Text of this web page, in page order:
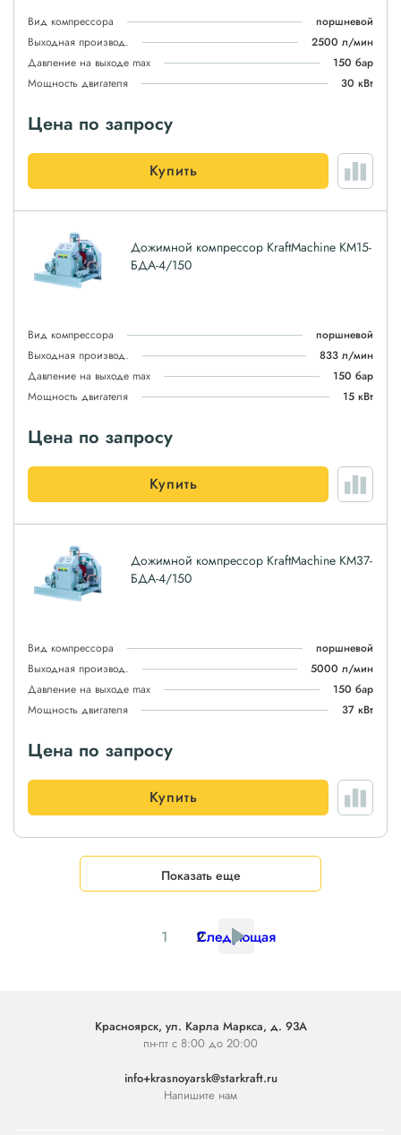
Вид компрессора
поршневой
Выходная производ.
2500 л/мин
Давление на выходе max
150 бар
Мощность двигателя
30 кВт
Цена по запросу
Купить
Дожимной компрессор KraftMachine КМ15-
БДА-4/150
Вид компрессора
поршневой
Выходная производ.
833 л/мин
Давление на выходе max
150 бар
Мощность двигателя
15 кВт
Цена по запросу
Купить
Дожимной компрессор KraftMachine КМ37-
БДА-4/150
Вид компрессора
поршневой
Выходная производ.
5000 л/мин
Давление на выходе max
150 бар
Мощность двигателя
37 кВт
Цена по запросу
Купить
Показать еще
1 2
Следующая
Красноярск, ул. Карла Маркса, д. 93А
пн-пт с 8:00 до 20:00
info+krasnoyarsk@starkraft.ru
Напишите нам